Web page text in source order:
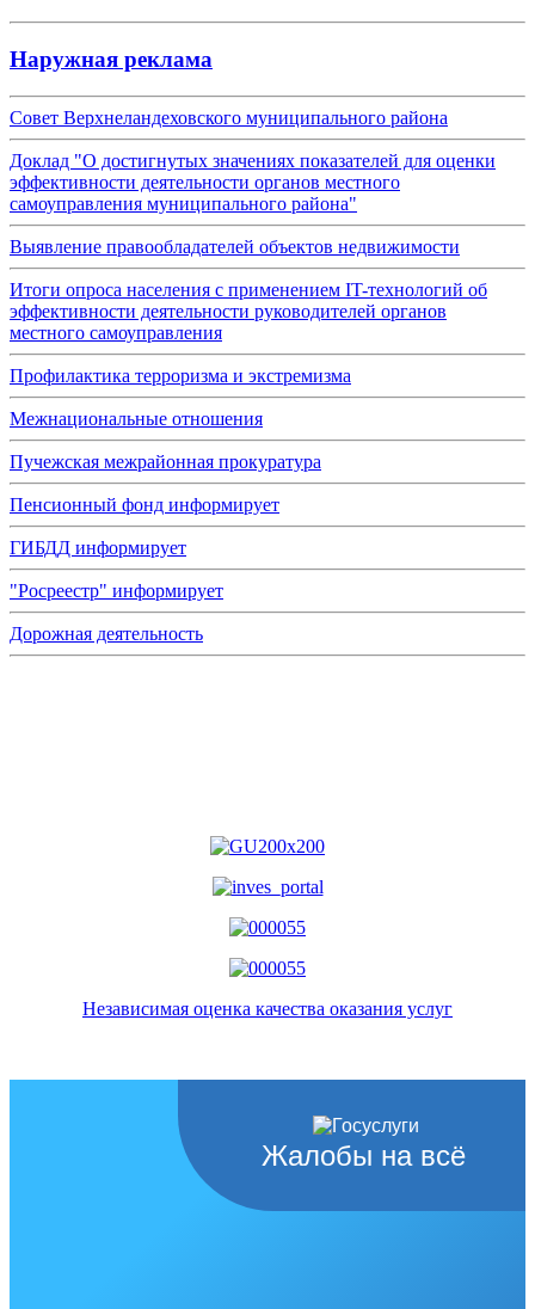
Наружная реклама
Совет Верхнеландеховского муниципального района
Доклад "О достигнутых значениях показателей для оценки
эффективности деятельности органов местного
самоуправления муниципального района"
Выявление правообладателей объектов недвижимости
Итоги опроса населения с применением IT-технологий об
эффективности деятельности руководителей органов
местного самоуправления
Профилактика терроризма и экстремизма
Межнациональные отношения
Пучежская межрайонная прокуратура
Пенсионный фонд информирует
ГИБДД информирует
"Росреестр" информирует
Дорожная деятельность
Независимая оценка качества оказания услуг
Жалобы на всё